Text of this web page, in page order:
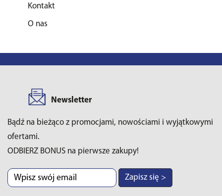
Kontakt
O nas
Newsletter
Bądź na bieżąco z promocjami, nowościami i wyjątkowymi
ofertami.
ODBIERZ BONUS na pierwsze zakupy!
Zapisz się >